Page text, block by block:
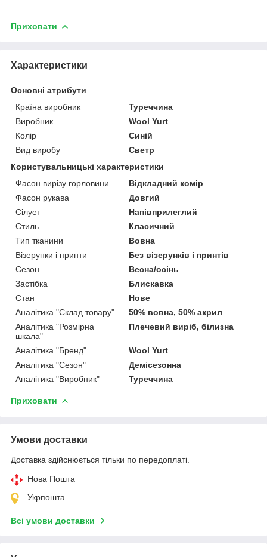
Приховати
Характеристики
Основні атрибути
Країна виробник
Туреччина
Виробник
Wool Yurt
Колір
Синій
Вид виробу
Светр
Користувальницькі характеристики
Фасон вирізу горловини
Відкладний комір
Фасон рукава
Довгий
Сілует
Напівприлеглий
Стиль
Класичний
Тип тканини
Вовна
Візерунки і принти
Без візерунків і принтів
Сезон
Весна/осінь
Застібка
Блискавка
Стан
Нове
Аналітика "Склад товару"
50% вовна, 50% акрил
Аналітика "Розмірна
шкала"
Плечевий виріб, білизна
Аналітика "Бренд"
Wool Yurt
Аналітика "Сезон"
Демісезонна
Аналітика "Виробник"
Туреччина
Приховати
Умови доставки
Доставка здійснюється тільки по передоплаті.
Нова Пошта
Укрпошта
Всі умови доставки